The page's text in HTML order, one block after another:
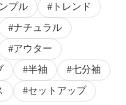
プル
トレンド
ナチュラル
アウター
半袖
七分袖
セットアップ